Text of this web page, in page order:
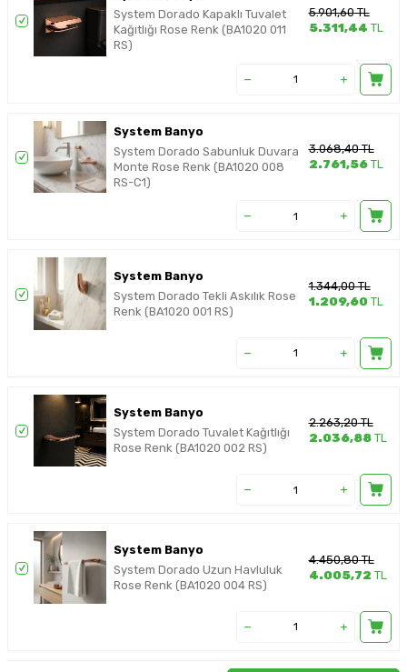
System Dorado Kapaklı Tuvalet
Kağıtlığı Rose Renk (BA1020 011
RS)
5.901,60TL
5.311,44 TL
System Banyo
System Dorado Sabunluk Duvara
Monte Rose Renk (BA1020 008
RS-C1)
3.068,40TL
2.761,56TL
System Banyo
System Dorado Tekli Askılık Rose
Renk (BA1020 001 RS)
1.344,00TL
1.209,60TL
System Banyo
System Dorado Tuvalet Kağıtlığı
Rose Renk (BA1020 002 RS)
2.263,20TL
2.036,88TL
System Banyo
System Dorado Uzun Havluluk
Rose Renk (BA1020 004 RS)
4.450,80TL
4.005,72 TL